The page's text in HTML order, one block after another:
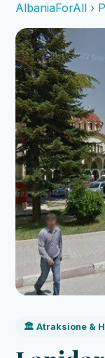
AlbaniaForAll ›
🏛️ Atraksione &